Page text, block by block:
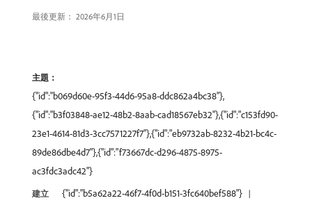
最後更新： 2026年6月1日
主題：
{"id":"b069d60e-95f3-44d6-95a8-ddc862a4bc38"},
{"id":"b3f03848-ae12-48b2-8aab-cad18567eb32"},{"id":"c153fd90-
23e1-4614-81d3-3cc7571227f7"},{"id":"eb9732ab-8232-4b21-bc4c-
89de86dbe4d7"},{"id":"f73667dc-d296-4875-8975-
ac3fdc3adc42"}
建立
{"id":"b5a62a22-46f7-4f0d-b151-3fc640bef588"}